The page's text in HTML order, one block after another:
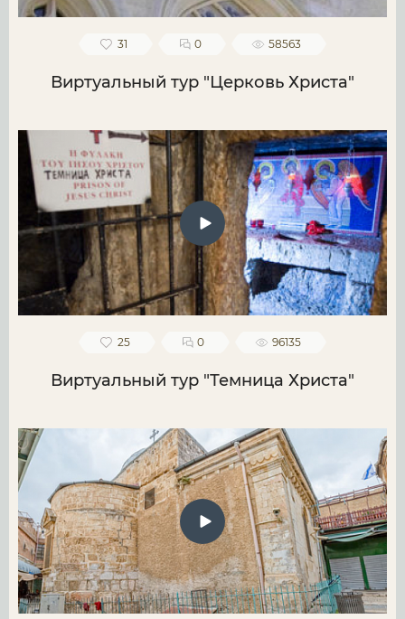
31 0 58563
Виртуальный тур "Церковь Христа"
25 0 96135
Виртуальный тур "Темница Христа"